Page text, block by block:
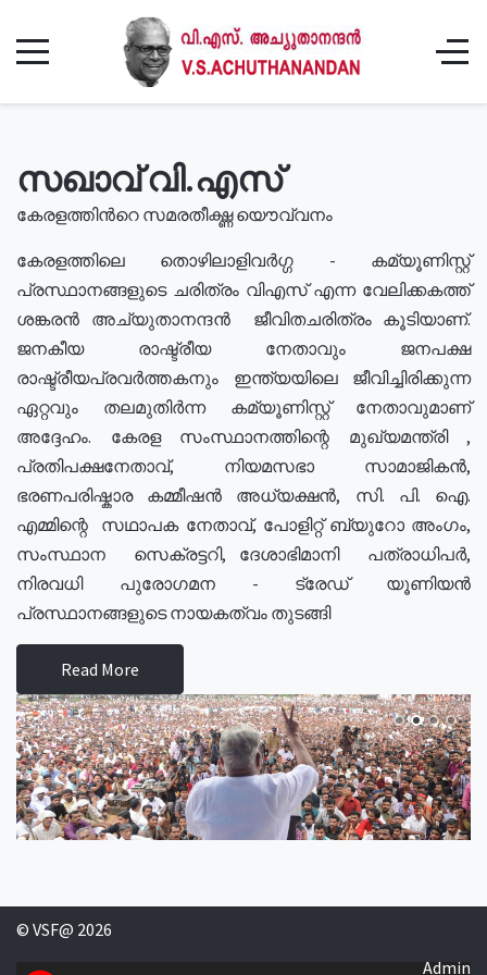
സഖാവ് വി.എസ്
കേരളത്തിൻറെ സമരതീക്ഷ്ണ യൌവ്വനം
കേരളത്തിലെ തൊഴിലാളിവർഗ്ഗ - കമ്യൂണിസ്റ്റ്
പ്രസ്ഥാനങ്ങളുടെ ചരിത്രം വിഎസ് എന്ന വേലിക്കകത്ത്
ശങ്കരൻ അച്യുതാനന്ദൻ ജീവിതചരിത്രം കൂടിയാണ്.
ജനകീയ രാഷ്ട്രീയ നേതാവും ജനപക്ഷ
രാഷ്ട്രീയപ്രവർത്തകനും ഇന്ത്യയിലെ ജീവിച്ചിരിക്കുന്ന
ഏറ്റവും തലമുതിർന്ന കമ്യൂണിസ്റ്റ് നേതാവുമാണ്
അദ്ദേഹം. കേരള സംസ്ഥാനത്തിന്റെ മുഖ്യമന്ത്രി ,
പ്രതിപക്ഷനേതാവ്, നിയമസഭാ സാമാജികൻ,
ഭരണപരിഷ്കാര കമ്മീഷൻ അധ്യക്ഷൻ, സി. പി. ഐ.
എമ്മിന്റെ സഥാപക നേതാവ്, പോളിറ്റ് ബ്യുറോ അംഗം,
സംസ്ഥാന സെക്രട്ടറി, ദേശാഭിമാനി പത്രാധിപർ,
നിരവധി പുരോഗമന - ട്രേഡ് യൂണിയൻ
പ്രസ്ഥാനങ്ങളുടെ നായകത്വം തുടങ്ങി
Read More
© VSF@ 2026
Admin